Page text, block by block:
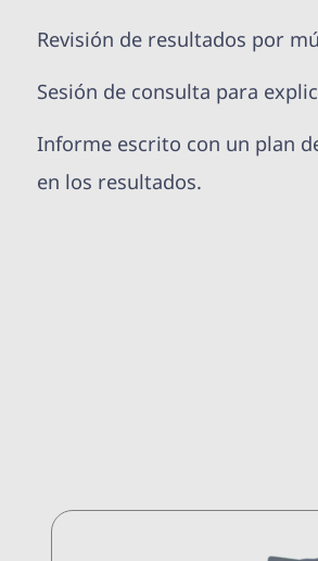
Revisión de resultados por
Sesión de consulta para
Informe escrito con un plan
en los resultados.